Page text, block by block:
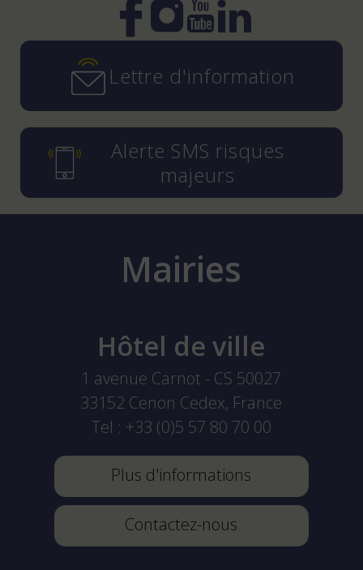
Instagram
YouTube
LinkedIn
Lettre d'information
Alerte SMS risques
majeurs
Mairies
Hôtel de ville
1 avenue Carnot - CS 50027
33152 Cenon Cedex, France
Tel : +33 (0)5 57 80 70 00
Plus d'informations
Contactez-nous